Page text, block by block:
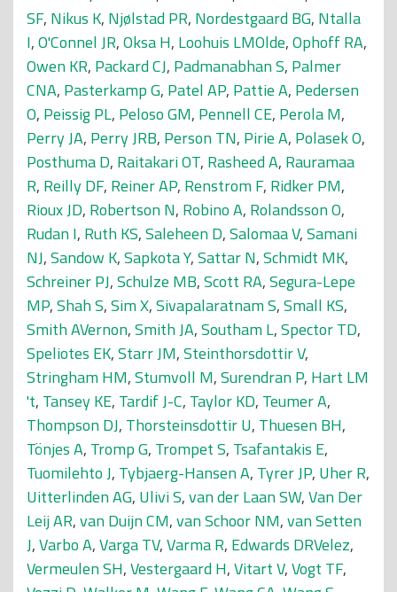
SF, Nikus K, Njølstad PR, Nordestgaard BG, Ntalla
I,O'Connel JR,Oksa H, Loohuis LMOlde,Ophoff RA,
Owen KR, Packard CJ, Padmanabhan S, Palmer
CNA, Pasterkamp G, Patel AP, Pattie A, Pedersen
O, Peissig PL, Peloso GM, Pennell CE, Perola M,
Perry JA, Perry JRB, Person TN, Pirie A, Polasek O,
Posthuma D, Raitakari OT, Rasheed A, Rauramaa
R, Reilly DF, Reiner AP, Renstrom F, Ridker PM,
Rioux JD, Robertson N, Robino A, Rolandsson O,
Rudan I, Ruth KS,Saleheen D,Salomaa V,Samani
NJ,Sandow K,Sapkota Y,Sattar N,Schmidt MK,
Schreiner PJ,Schulze MB,Scott RA,Segura-Lepe
MP,Shah S,Sim X,Sivapalaratnam S,Small KS,
Smith AVernon,Smith JA,Southam L,Spector TD,
Speliotes EK,Starr JM,Steinthorsdottir V,
Stringham HM,Stumvoll M,Surendran P, Hart LM
't, Tansey KE, Tardif J-C, Taylor KD, Teumer A,
Thompson DJ, Thorsteinsdottir U, Thuesen BH,
Tönjes A, Tromp G, Trompet S, Tsafantakis E,
Tuomilehto J, Tybjaerg-Hansen A, Tyrer JP, Uher R,
Uitterlinden AG, Ulivi S,van der Laan SW,Van Der
Leij AR,van Duijn CM,van Schoor NM,van Setten
J,Varbo A,Varga TV,Varma R, Edwards DRVelez,
Vermeulen SH,Vestergaard H,Vitart V,Vogt TF,